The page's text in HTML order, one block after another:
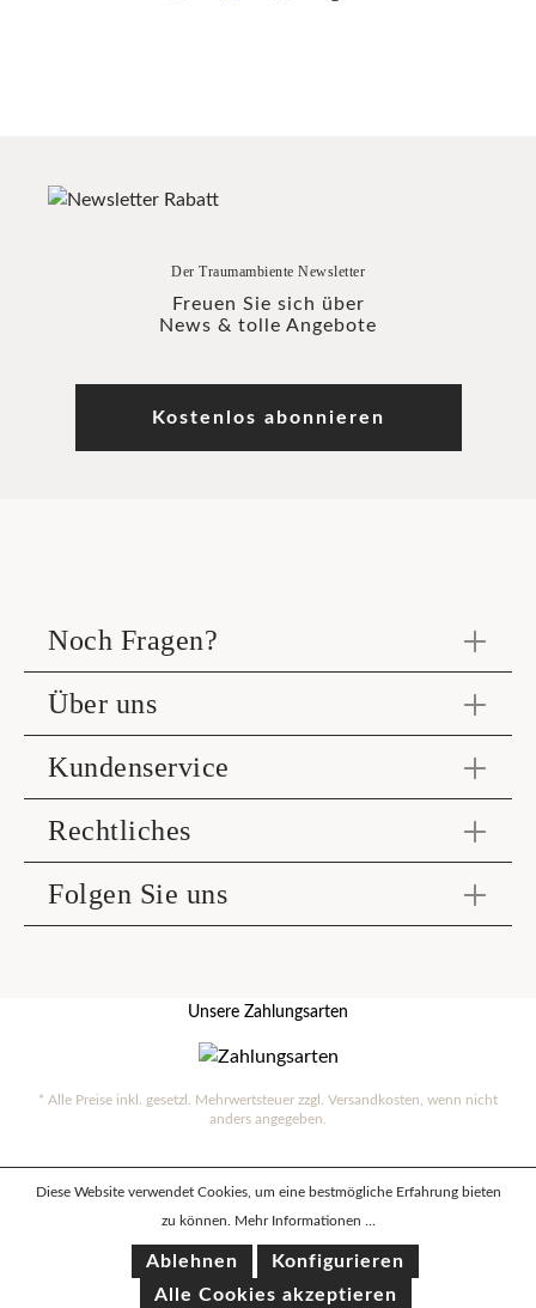
Der Traumambiente Newsletter
Freuen Sie sich über
News & tolle Angebote
Kostenlos abonnieren
Noch Fragen?
Über uns
Kundenservice
Rechtliches
Folgen Sie uns
Unsere Zahlungsarten
* Alle Preise inkl. gesetzl. Mehrwertsteuer zzgl. Versandkosten , wenn nicht
anders angegeben.
Diese Website verwendet Cookies, um eine bestmögliche Erfahrung bieten
zu können.
Mehr Informationen ...
Ablehnen
Konfigurieren
Alle Cookies akzeptieren